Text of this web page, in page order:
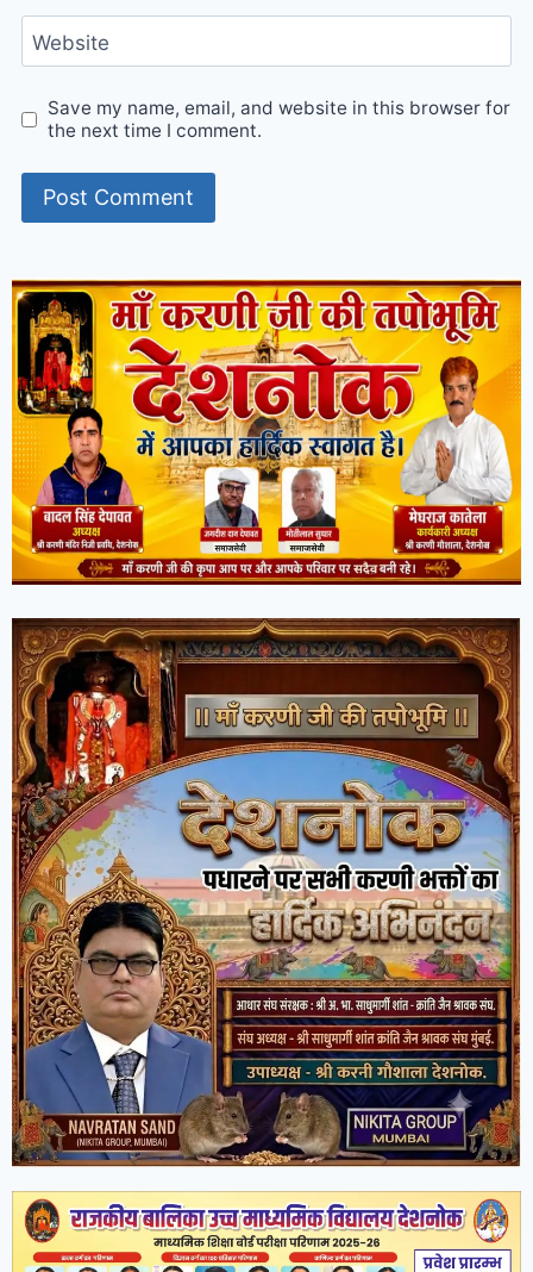
Website
Save my name, email, and website in this browser for
the next time I comment.